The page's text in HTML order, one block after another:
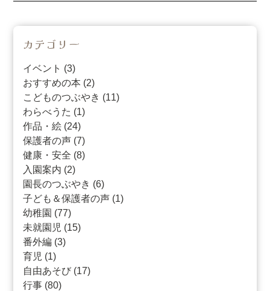
送
り
カテゴリー
イベント (3)
おすすめの本 (2)
こどものつぶやき (11)
わらべうた (1)
作品・絵 (24)
保護者の声 (7)
健康・安全 (8)
入園案内 (2)
園長のつぶやき (6)
子ども＆保護者の声 (1)
幼稚園 (77)
未就園児 (15)
番外編 (3)
育児 (1)
自由あそび (17)
行事 (80)